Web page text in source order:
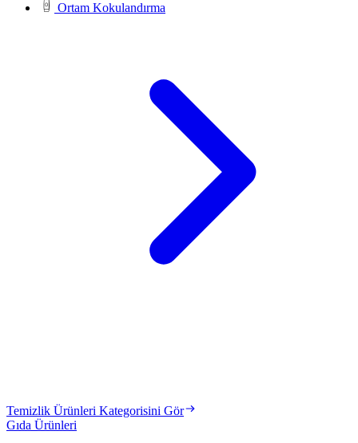
Ortam Kokulandırma
Temizlik Ürünleri Kategorisini Gör
Gıda Ürünleri